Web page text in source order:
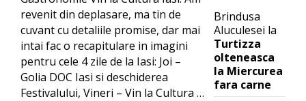
revenit din deplasare, ma tin de
cuvant cu detaliile promise, dar mai
intai fac o recapitulare in imagini
pentru cele 4 zile de la Iasi: Joi –
Golia DOC Iasi si deschiderea
Festivalului, Vineri – Vin la Cultura …
Brindusa
Aluculesei la
Turtizza
olteneasca
la Miercurea
fara carne